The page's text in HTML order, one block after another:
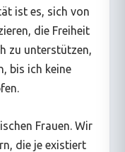
ist es, sich von
die Freiheit
zu unterstützen,
bis ich keine
Frauen. Wir
die je existiert